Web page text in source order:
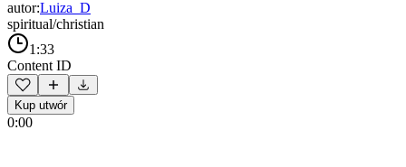
autor:Luiza_D
spiritual/christian
1:33
Content ID
Kup utwór
0:00